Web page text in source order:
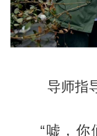
导师指
“嘘，你们